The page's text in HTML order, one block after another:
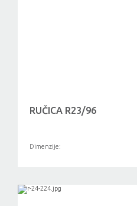
RUČICA R23/96
Dimenzije: